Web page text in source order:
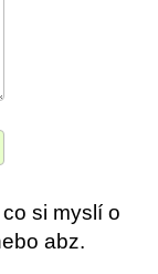
si myslí o
abz.